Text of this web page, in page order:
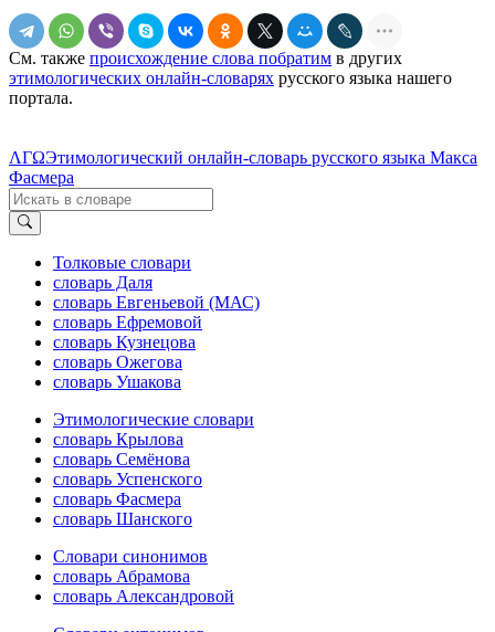
См. также происхождение слова побратим в других
этимологических онлайн-словарях русского языка нашего
портала.
ΛΓΩЭтимологический онлайн-словарь русского языка Макса
Фасмера
Толковые словари
словарь Даля
словарь Евгеньевой (МАС)
словарь Ефремовой
словарь Кузнецова
словарь Ожегова
словарь Ушакова
Этимологические словари
словарь Крылова
словарь Семёнова
словарь Успенского
словарь Фасмера
словарь Шанского
Словари синонимов
словарь Абрамова
словарь Александровой